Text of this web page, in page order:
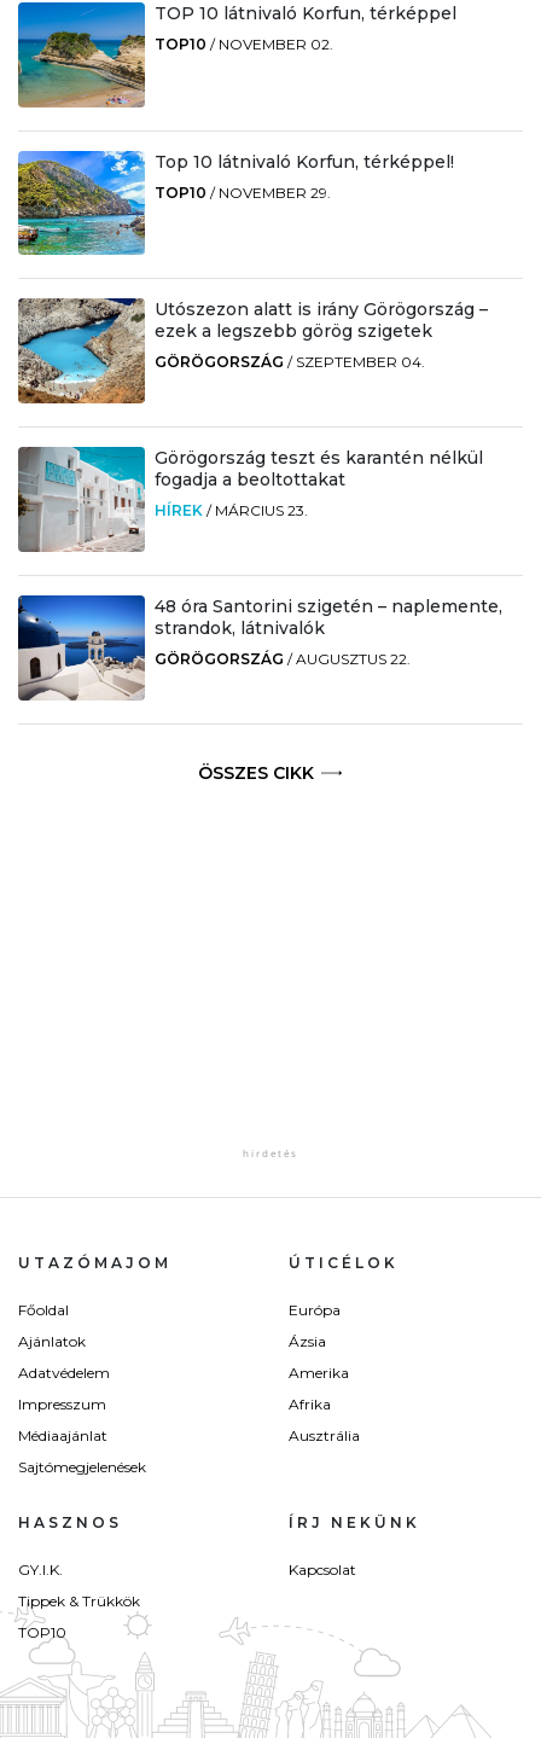
TOP 10 látnivaló Korfun, térképpel
TOP10 / NOVEMBER 02.
Top 10 látnivaló Korfun, térképpel!
TOP10 / NOVEMBER 29.
Utószezon alatt is irány Görögország –
ezek a legszebb görög szigetek
GÖRÖGORSZÁG / SZEPTEMBER 04.
Görögország teszt és karantén nélkül
fogadja a beoltottakat
HÍREK / MÁRCIUS 23.
48 óra Santorini szigetén – naplemente,
strandok, látnivalók
GÖRÖGORSZÁG /AUGUSZTUS 22.
ÖSSZES CIKK
UTAZÓMAJOM
Főoldal
Ajánlatok
Adatvédelem
Impresszum
Médiaajánlat
Sajtómegjelenések
ÚTICÉLOK
Európa
Ázsia
Amerika
Afrika
Ausztrália
HASZNOS
GY.I.K.
Tippek & Trükkök
TOP10
ÍRJ NEKÜNK
Kapcsolat